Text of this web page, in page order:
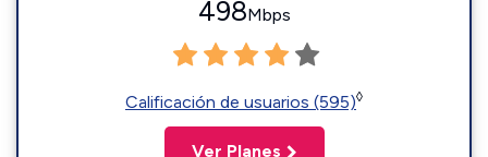
498Mbps
Calificación de usuarios (595)◊
Ver Planes